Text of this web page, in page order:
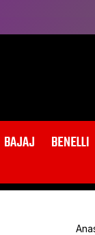
BAJAJ BENELLI